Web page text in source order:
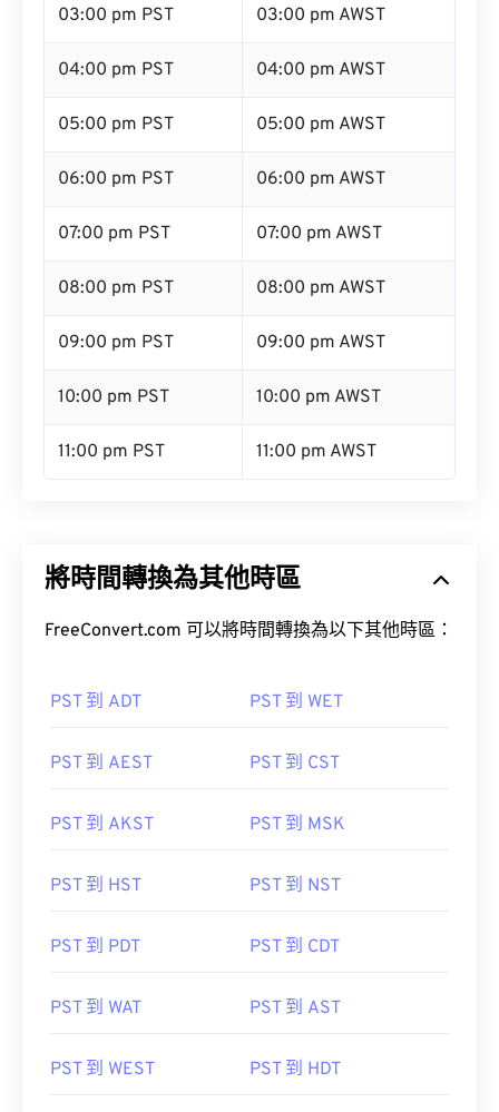
03:00 pm PST 03:00 pm AWST
04:00 pm PST 04:00 pm AWST
05:00 pm PST 05:00 pm AWST
06:00 pm PST 06:00 pm AWST
07:00 pm PST 07:00 pm AWST
08:00 pm PST 08:00 pm AWST
09:00 pm PST 09:00 pm AWST
10:00 pm PST 10:00 pm AWST
11:00 pm PST 11:00 pm AWST
將時間轉換為其他時區
FreeConvert.com 可以將時間轉換為以下其他時區：
PST 到 ADT PST 到 WET
PST 到 AEST PST 到 CST
PST 到 AKST PST 到 MSK
PST 到 HST PST 到 NST
PST 到 PDT PST 到 CDT
PST 到 WAT PST 到 AST
PST 到 WEST PST 到 HDT